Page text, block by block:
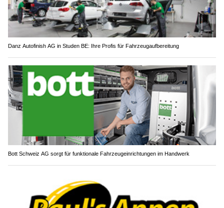
Danz Autofinish AG in Studen BE: Ihre Profis für Fahrzeugaufbereitung
Bott Schweiz AG sorgt für funktionale Fahrzeugeinrichtungen im Handwerk